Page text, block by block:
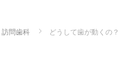
訪問歯科 どうして歯が動くの？